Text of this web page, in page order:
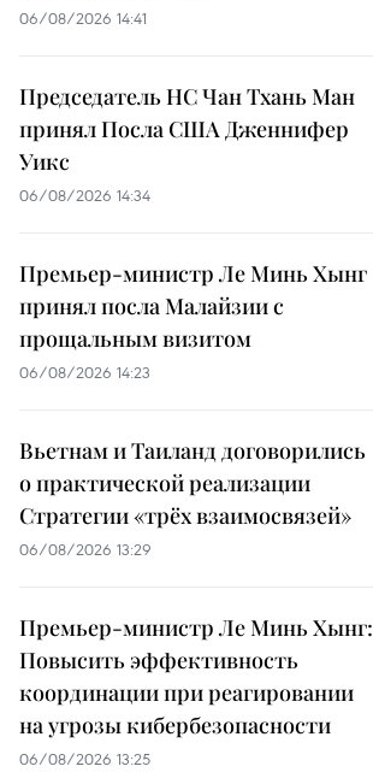
06/08/2026 14:41
Председатель НС Чан Тхань Ман
принял Посла США Дженнифер
Уикс
06/08/2026 14:34
Премьер-министр Ле Минь Хынг
принял посла Малайзии с
прощальным визитом
06/08/2026 14:23
Вьетнам и Таиланд договорились
о практической реализации
Стратегии «трёх взаимосвязей»
06/08/2026 13:29
Премьер-министр Ле Минь Хынг:
Повысить эффективность
координации при реагировании
на угрозы кибербезопасности
06/08/2026 13:25